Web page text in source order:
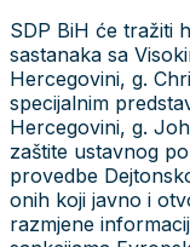
SDP BiH će tražiti
sastanaka sa
Hercegovini, g.
specijalnim
Hercegovini, g.
zaštite ustavnog
provedbe
onih koji javno i
razmjene